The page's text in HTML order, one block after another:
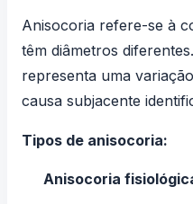
Anisocoria refere-se à
têm diâmetros
representa uma
causa subjacente
Tipos de anisocoria:
Anisocoria